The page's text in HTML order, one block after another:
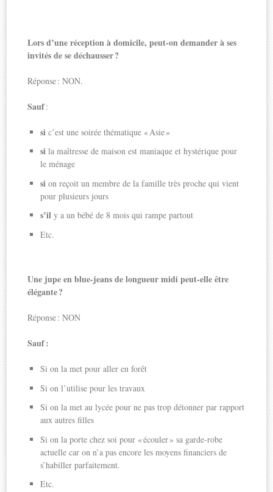
Lors d’une réception à domicile, peut-on demander à ses
invités de se déchausser ?
Réponse : NON.
Sauf:
si c’est une soirée thématique « Asie »
si la maîtresse de maison est maniaque et hystérique pour
le ménage
si on reçoit un membre de la famille très proche qui vient
pour plusieurs jours
s’il y a un bébé de 8 mois qui rampe partout
Etc.
Une jupe en blue-jeans de longueur midi peut-elle être
élégante ?
Réponse : NON
Sauf :
Si on la met pour aller en forêt
Si on l’utilise pour les travaux
Si on la met au lycée pour ne pas trop détonner par rapport
aux autres filles
Si on la porte chez soi pour « écouler » sa garde-robe
actuelle car on n’a pas encore les moyens financiers de
s’habiller parfaitement.
Etc.